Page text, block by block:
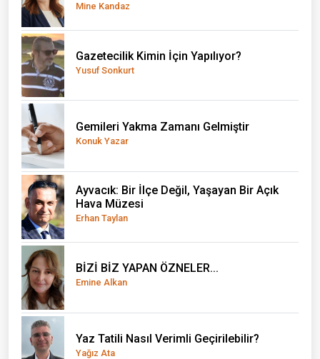
Mine Kandaz
Gazetecilik Kimin İçin Yapılıyor?
Yusuf Sonkurt
Gemileri Yakma Zamanı Gelmiştir
Konuk Yazar
Ayvacık: Bir İlçe Değil, Yaşayan Bir Açık
Hava Müzesi
Erhan Taylan
BİZİ BİZ YAPAN ÖZNELER...
Emine Alkan
Yaz Tatili Nasıl Verimli Geçirilebilir?
Yağız Ata